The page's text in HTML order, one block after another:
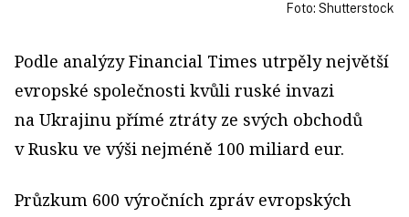
Foto: Shutterstock
Podle analýzy Financial Times utrpěly největší
evropské společnosti kvůli ruské invazi
na Ukrajinu přímé ztráty ze svých obchodů
v Rusku ve výši nejméně 100 miliard eur.
Průzkum 600 výročních zpráv evropských